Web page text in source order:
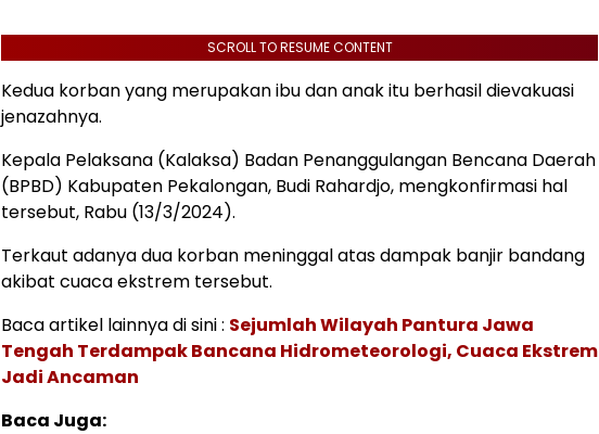
SCROLL TO RESUME CONTENT
Kedua korban yang merupakan ibu dan anak itu berhasil dievakuasi
jenazahnya.
Kepala Pelaksana (Kalaksa) Badan Penanggulangan Bencana Daerah
(BPBD) Kabupaten Pekalongan, Budi Rahardjo, mengkonfirmasi hal
tersebut, Rabu (13/3/2024).
Terkaut adanya dua korban meninggal atas dampak banjir bandang
akibat cuaca ekstrem tersebut.
Baca artikel lainnya di sini : Sejumlah Wilayah Pantura Jawa
Tengah Terdampak Bancana Hidrometeorologi, Cuaca Ekstrem
Jadi Ancaman
Baca Juga: